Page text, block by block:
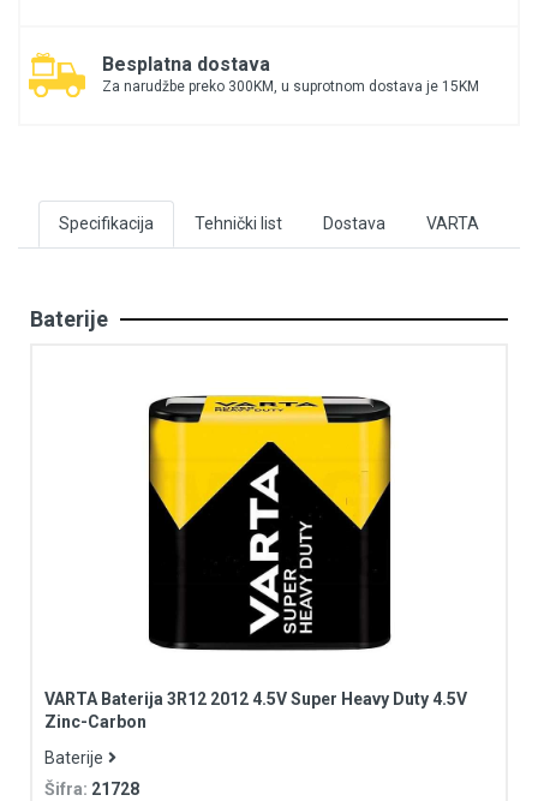
Besplatna dostava
Za narudžbe preko 300KM, u suprotnom dostava je 15KM
Specifikacija Tehnički list Dostava VARTA
Baterije
VARTA Baterija 3R12 2012 4.5V Super Heavy Duty 4.5V
Zinc-Carbon
Baterije
Šifra: 21728